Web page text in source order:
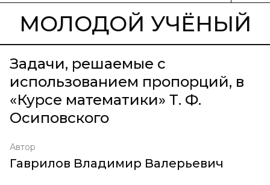
МОЛОДОЙ УЧЁНЫЙ
Задачи, решаемые с
использованием пропорций, в
«Курсе математики» Т. Ф.
Осиповского
Автор
Гаврилов Владимир Валерьевич